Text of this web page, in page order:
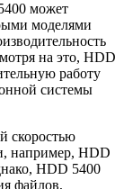
может
моделями
на это, HDD
работу
системы
скоростью
например, HDD
HDD 5400
файлов,